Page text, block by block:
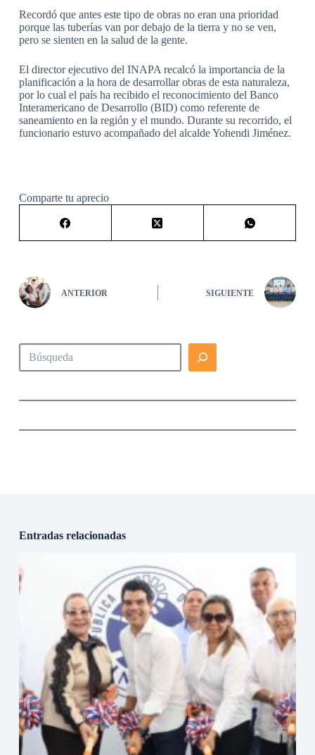
Recordó que antes este tipo de obras no eran una prioridad
porque las tuberías van por debajo de la tierra y no se ven,
pero se sienten en la salud de la gente.
El director ejecutivo del INAPA recalcó la importancia de la
planificación a la hora de desarrollar obras de esta naturaleza,
por lo cual el país ha recibido el reconocimiento del Banco
Interamericano de Desarrollo (BID) como referente de
saneamiento en la región y el mundo. Durante su recorrido, el
funcionario estuvo acompañado del alcalde Yohendi Jiménez.
Comparte tu aprecio
ANTERIOR SIGUIENTE
Buscar
Entradas relacionadas